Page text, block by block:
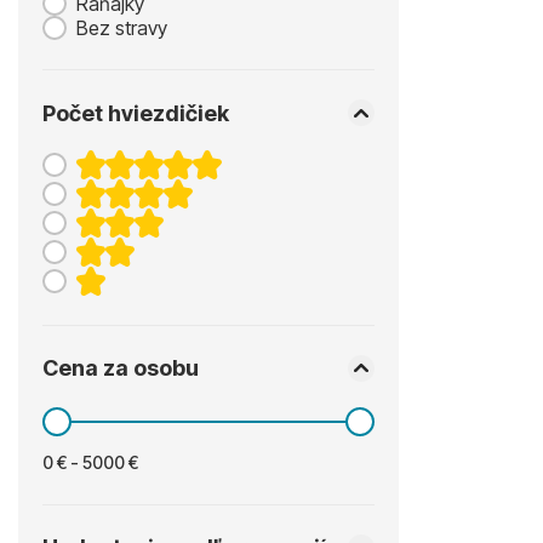
Bez stravy
Počet hviezdičiek
Cena za osobu
0 € - 5000 €